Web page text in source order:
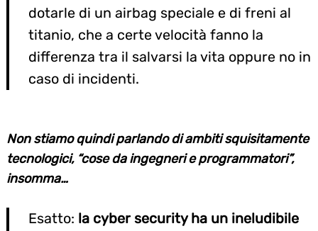
dotarle di un airbag speciale e di freni al
titanio, che a certe velocità fanno la
differenza tra il salvarsi la vita oppure no in
caso di incidenti.
Non stiamo quindi parlando di ambiti squisitamente
tecnologici, “cose da ingegneri e programmatori”,
insomma…
Esatto: la cyber security ha un ineludibile